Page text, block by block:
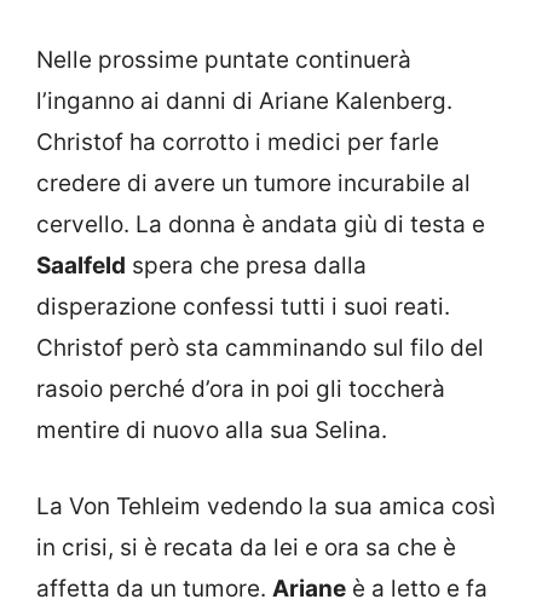
Nelle prossime puntate continuerà
l’inganno ai danni di Ariane Kalenberg.
Christof ha corrotto i medici per farle
credere di avere un tumore incurabile al
cervello. La donna è andata giù di testa e
Saalfeld spera che presa dalla
disperazione confessi tutti i suoi reati.
Christof però sta camminando sul filo del
rasoio perché d’ora in poi gli toccherà
mentire di nuovo alla sua Selina.
La Von Tehleim vedendo la sua amica così
in crisi, si è recata da lei e ora sa che è
affetta da un tumore. Ariane è a letto e fa